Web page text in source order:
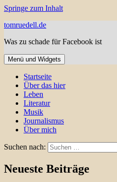
Springe zum Inhalt
tomruedell.de
Was zu schade für Facebook ist
Menü und Widgets
Startseite
Über das hier
Leben
Literatur
Musik
Journalismus
Über mich
Suchen nach:
Neueste Beiträge